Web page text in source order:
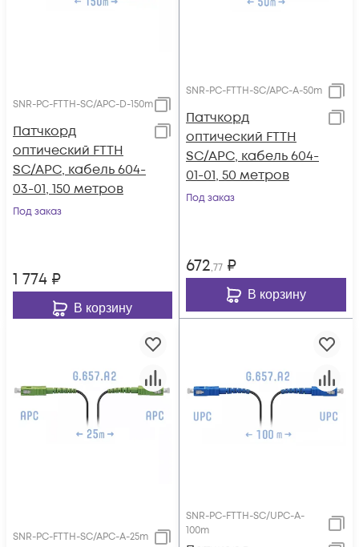
SNR-PC-FTTH-SC/APC-D-150m
Патчкорд
оптический FTTH
SC/APC, кабель 604-
03-01, 150 метров
Под заказ
1 774 ₽
В корзину
SNR-PC-FTTH-SC/APC-A-50m
Патчкорд
оптический FTTH
SC/APC, кабель 604-
01-01, 50 метров
Под заказ
672,77 ₽
В корзину
SNR-PC-FTTH-SC/APC-A-25m
SNR-PC-FTTH-SC/UPC-A-
100m